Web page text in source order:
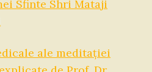
Sfinte Shri Mataji
ale meditației